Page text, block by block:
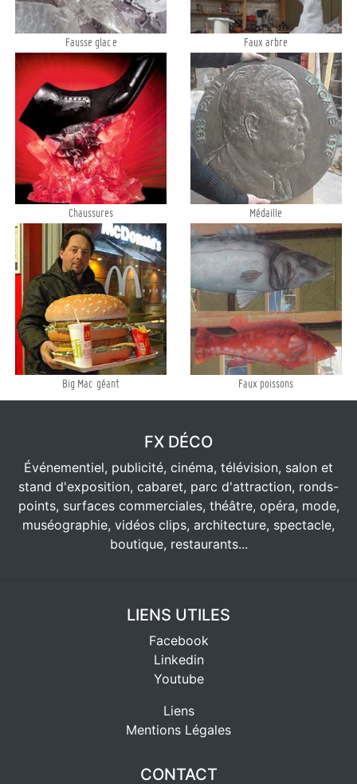
Fausse glace Faux arbre
Chaussures Médaille
Big Mac géant Faux poissons
FX DÉCO
Événementiel, publicité, cinéma, télévision, salon et
stand d'exposition, cabaret, parc d'attraction, ronds-
points, surfaces commerciales, théâtre, opéra, mode,
muséographie, vidéos clips, architecture, spectacle,
boutique, restaurants...
LIENS UTILES
Facebook
Linkedin
Youtube
Liens
Mentions Légales
CONTACT